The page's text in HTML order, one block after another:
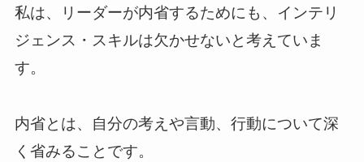
私は、リーダーが内省するためにも、インテリ
ジェンス・スキルは欠かせないと考えていま
す。
内省とは、自分の考えや言動、行動について深
く省みることです。